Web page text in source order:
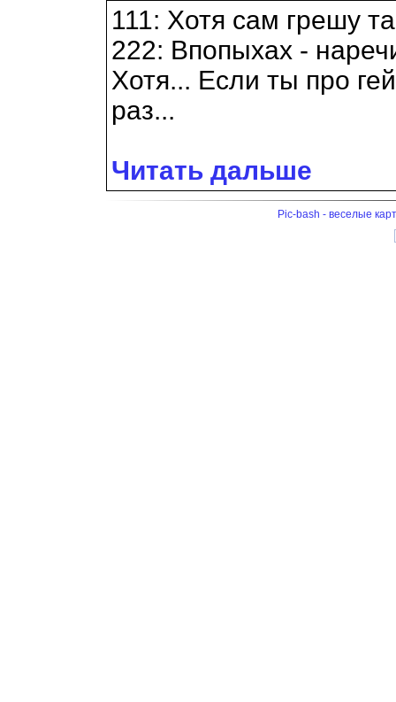
111: Хотя сам грешу
222: Впопыхах -
Хотя... Если ты про
раз...
Читать дальше
Pic-bash - веселые